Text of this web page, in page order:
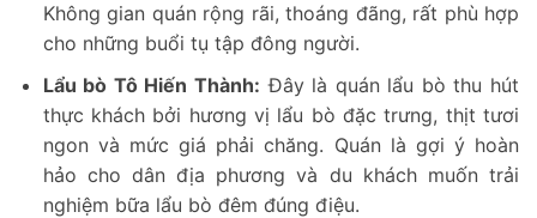
Không gian quán rộng rãi, thoáng đãng, rất phù hợp
cho những buổi tụ tập đông người.
Lẩu bò Tô Hiến Thành: Đây là quán lẩu bò thu hút
thực khách bởi hương vị lẩu bò đặc trưng, thịt tươi
ngon và mức giá phải chăng. Quán là gợi ý hoàn
hảo cho dân địa phương và du khách muốn trải
nghiệm bữa lẩu bò đêm đúng điệu.